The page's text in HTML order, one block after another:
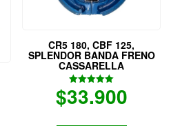
CR5 180, CBF 125,
SPLENDOR BANDA FRENO
CASSARELLA
Valorado
con
$33.900